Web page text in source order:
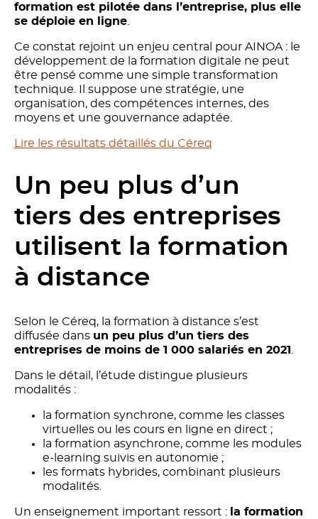
formation est pilotée dans l’entreprise, plus elle
se déploie en ligne
Ce constat rejoint un enjeu central pour AINOA : le
développement de la formation digitale ne peut
être pensé comme une simple transformation
technique. Il suppose une stratégie, une
organisation, des compétences internes, des
moyens et une gouvernance adaptée.
Lire les résultats détaillés du Céreq
Un peu plus d’un
tiers des entreprises
utilisent la formation
à distance
Selon le Céreq, la formation à distance s’est
diffusée dans un peu plus d’un tiers des
entreprises de moins de 1 000 salariés en 2021 .
Dans le détail, l’étude distingue plusieurs
modalités :
la formation synchrone, comme les classes
virtuelles ou les cours en ligne en direct ;
la formation asynchrone, comme les modules
e-learning suivis en autonomie ;
les formats hybrides, combinant plusieurs
modalités.
Un enseignement important ressort : la formation